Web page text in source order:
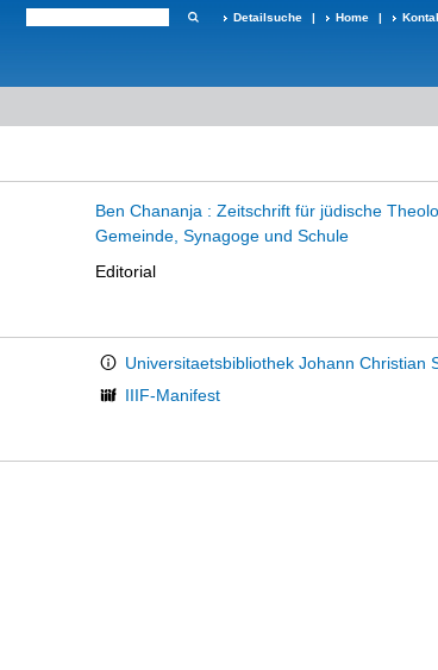
Detailsuche | Home |
Ben Chananja : Zeitschrift für jüdische
Gemeinde, Synagoge und Schule
Editorial
Universitaetsbibliothek Johann Christian
IIIF-Manifest